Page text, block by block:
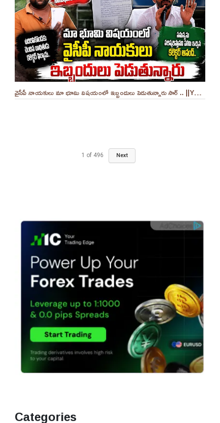
వైసీపీ నాయకులు మా భూమి విషయంలో ఇబ్బందులు పెడుతున్నారు సార్ .. ||YES 9TV
1 of 496 Next
Categories